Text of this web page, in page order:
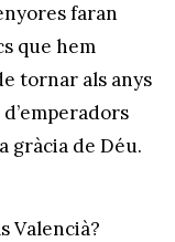
faran
que hem
tornar als anys
gràcia de Déu.
Valencià?